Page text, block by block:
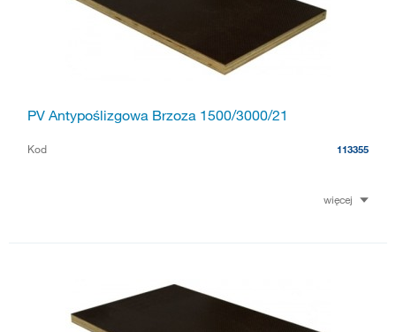
PV Antypoślizgowa Brzoza 1500/3000/21
Kod 113355
więcej